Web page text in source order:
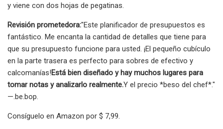
y viene con dos hojas de pegatinas.
Revisión prometedora:"Este planificador de presupuestos es
fantástico. Me encanta la cantidad de detalles que tiene para
que su presupuesto funcione para usted. ¡El pequeño cubículo
en la parte trasera es perfecto para sobres de efectivo y
calcomanías!Está bien diseñado y hay muchos lugares para
tomar notas y analizarlo realmente.Y el precio *beso del chef*."
—.be.bop.
Consíguelo en Amazon por $ 7,99.